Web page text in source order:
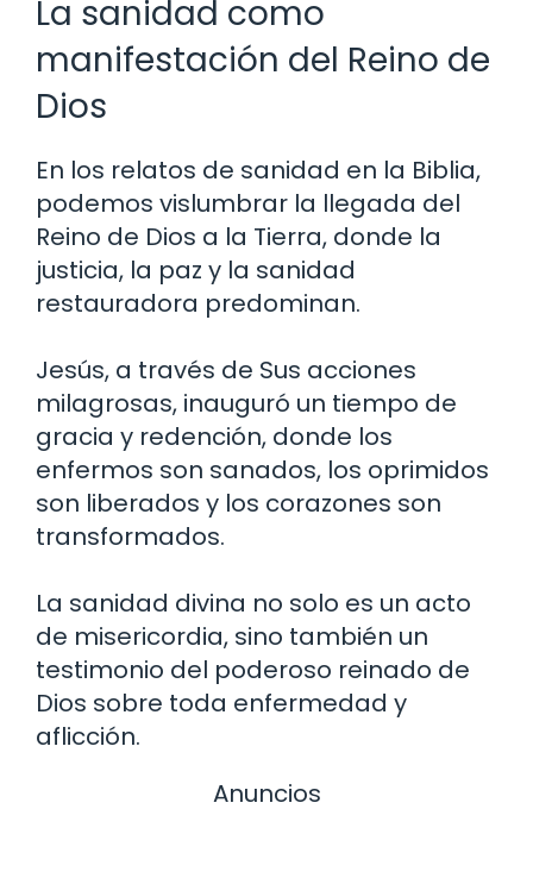
La sanidad como
manifestación del Reino de
Dios
En los relatos de sanidad en la Biblia,
podemos vislumbrar la llegada del
Reino de Dios a la Tierra, donde la
justicia, la paz y la sanidad
restauradora predominan.
Jesús, a través de Sus acciones
milagrosas, inauguró un tiempo de
gracia y redención, donde los
enfermos son sanados, los oprimidos
son liberados y los corazones son
transformados.
La sanidad divina no solo es un acto
de misericordia, sino también un
testimonio del poderoso reinado de
Dios sobre toda enfermedad y
aflicción.
Anuncios